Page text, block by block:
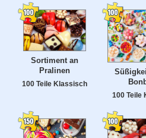
Sortiment an
Pralinen
100 Teile Klassisch
100 Teile